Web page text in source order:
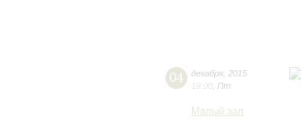
04 декабря 2015
19:00 Пт
Малый зал